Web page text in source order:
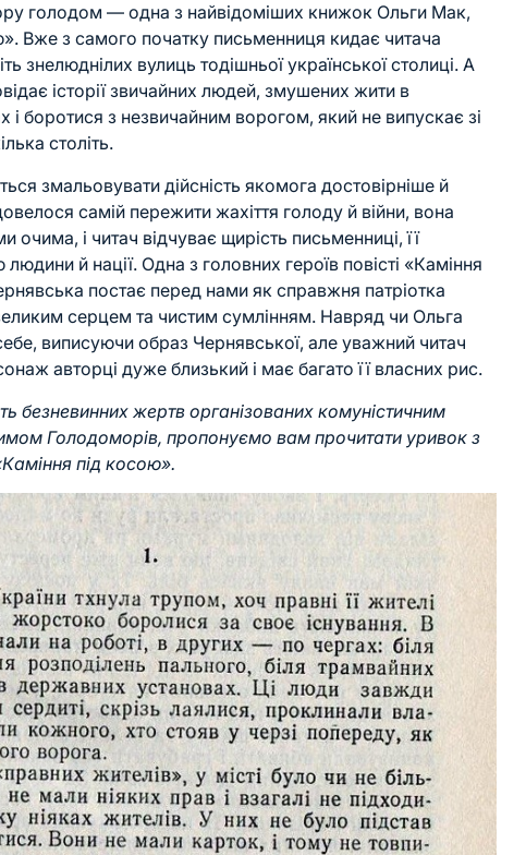
голодом — одна з найвідоміших книжок Ольги Мак,
Вже з самого початку письменниця кидає читача
знелюднілих вулиць тодішньої української столиці. А
історії звичайних людей, змушених жити в
і боротися з незвичайним ворогом, який не випускає зі
століть.
змальовувати дійсність якомога достовірніше й
самій пережити жахіття голоду й війни, вона
очима, і читач відчуває щирість письменниці, її
й нації. Одна з головних героїв повісті «Каміння
постає перед нами як справжня патріотка
серцем та чистим сумлінням. Навряд чи Ольга
виписуючи образ Чернявської, але уважний читач
авторці дуже близький і має багато її власних рис.
безневинних жертв організованих комуністичним
Голодоморів, пропонуємо вам прочитати уривок з
під косою».